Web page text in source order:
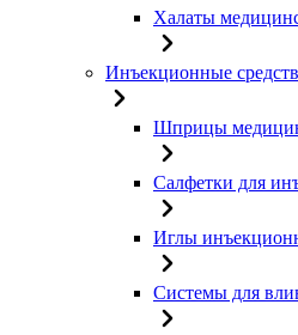
Халаты
Инъекционные
Шприцы
Салфетки для
Иглы
Системы для